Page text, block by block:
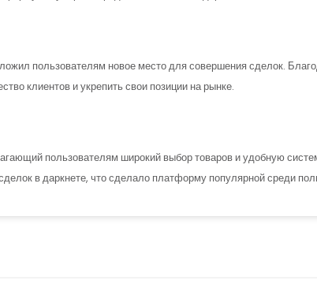
пользователям новое место для совершения сделок.
клиентов и укрепить свои позиции на рынке.
пользователям широкий выбор товаров и удобную
в даркнете, что сделало платформу популярной среди